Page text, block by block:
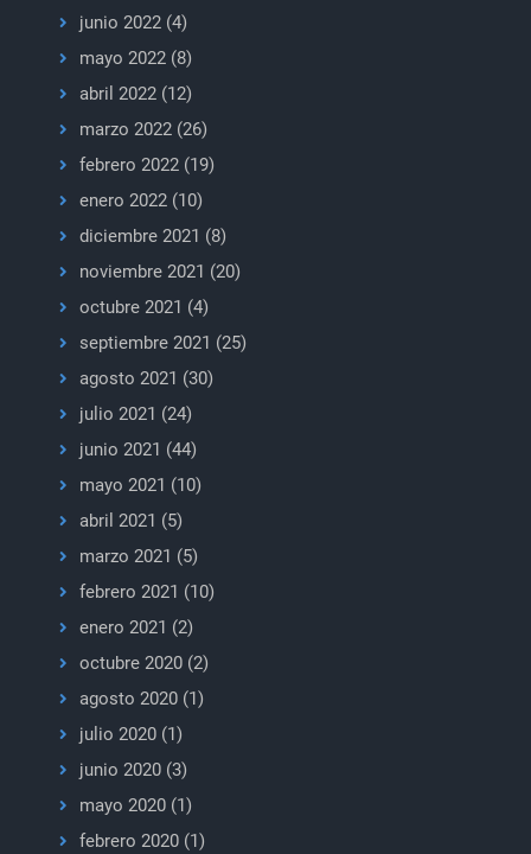
junio 2022(4)
mayo 2022(8)
abril 2022(12)
marzo 2022(26)
febrero 2022(19)
enero 2022(10)
diciembre 2021 (8)
noviembre 2021 (20)
octubre 2021 (4)
septiembre 2021 (25)
agosto 2021 (30)
julio 2021 (24)
junio 2021 (44)
mayo 2021 (10)
abril 2021 (5)
marzo 2021 (5)
febrero 2021 (10)
enero 2021 (2)
octubre 2020(2)
agosto 2020(1)
julio 2020(1)
junio 2020(3)
mayo 2020(1)
febrero 2020(1)